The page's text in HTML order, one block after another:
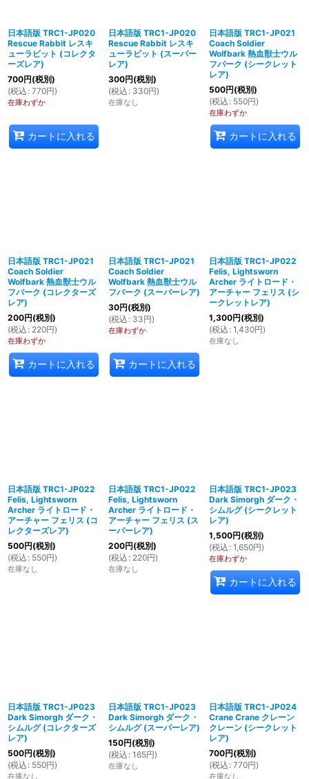
日本語版 TRC1-JP020
Rescue Rabbit レスキ
ューラビット (コレクタ
ーズレア)
700円(税別)
(税込 : 770円)
在庫わずか
カートに入れる
日本語版 TRC1-JP020
Rescue Rabbit レスキ
ューラビット (スーパー
レア)
300円(税別)
(税込 : 330円)
在庫なし
日本語版 TRC1-JP021
Coach Soldier
Wolfbark 熱血獣士ウル
フバーク (シークレット
レア)
500円(税別)
(税込 : 550円)
在庫わずか
カートに入れる
日本語版 TRC1-JP021
Coach Soldier
Wolfbark 熱血獣士ウル
フバーク (コレクターズ
レア)
200円(税別)
(税込 : 220円)
在庫わずか
カートに入れる
日本語版 TRC1-JP021
Coach Soldier
Wolfbark 熱血獣士ウル
フバーク (スーパーレア)
30円(税別)
(税込 : 33円)
在庫わずか
カートに入れる
日本語版 TRC1-JP022
Felis, Lightsworn
Archer ライトロード・
アーチャー フェリス (シ
ークレットレア)
1,300円(税別)
(税込 : 1,430円)
在庫なし
日本語版 TRC1-JP022
Felis, Lightsworn
Archer ライトロード・
アーチャー フェリス (コ
レクターズレア)
500円(税別)
(税込 : 550円)
在庫なし
日本語版 TRC1-JP022
Felis, Lightsworn
Archer ライトロード・
アーチャー フェリス (ス
ーパーレア)
200円(税別)
(税込 : 220円)
在庫なし
日本語版 TRC1-JP023
Dark Simorgh ダーク・
シムルグ (シークレット
レア)
1,500円(税別)
(税込 : 1,650円)
在庫わずか
カートに入れる
日本語版 TRC1-JP023
Dark Simorgh ダーク・
シムルグ (コレクターズ
レア)
500円(税別)
(税込 : 550円)
在庫なし
日本語版 TRC1-JP023
Dark Simorgh ダーク・
シムルグ (スーパーレア)
150円(税別)
(税込 : 165円)
在庫なし
日本語版 TRC1-JP024
Crane Crane クレーン
クレーン (シークレット
レア)
700円(税別)
(税込 : 770円)
在庫なし